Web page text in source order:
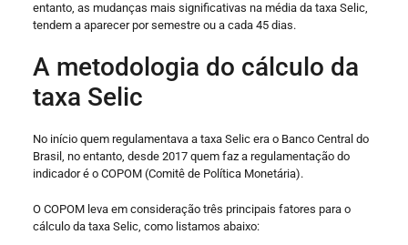
entanto, as mudanças mais significativas na média da taxa Selic,
tendem a aparecer por semestre ou a cada 45 dias.
A metodologia do cálculo da
taxa Selic
No início quem regulamentava a taxa Selic era o Banco Central do
Brasil, no entanto, desde 2017 quem faz a regulamentação do
indicador é o COPOM (Comitê de Política Monetária).
O COPOM leva em consideração três principais fatores para o
cálculo da taxa Selic, como listamos abaixo: